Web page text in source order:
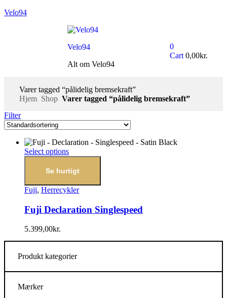
Velo94
Velo94
Alt om Velo94
0
Cart 0,00kr.
Varer tagged “pålidelig bremsekraft”
Hjem Shop Varer tagged “pålidelig bremsekraft”
Filter
Select options
Se hurtigt
Fuji, Herrecykler
Fuji Declaration Singlespeed
5.399,00kr.
Produkt kategorier
Mærker